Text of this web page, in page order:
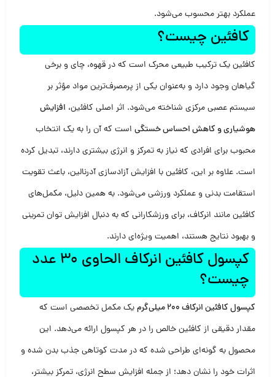
عملکرد بهتر محسوب می‌شود.
کافئین چیست؟
کافئین یک ترکیب طبیعی محرک است که در قهوه، چای و برخی
گیاهان وجود دارد و به‌عنوان یکی از پرمصرف‌ترین مواد مؤثر بر
سیستم عصبی مرکزی شناخته می‌شود. اثر اصلی کافئین، افزایش
هوشیاری و کاهش احساس خستگی است که آن را به یک انتخاب
محبوب برای افرادی که نیاز به تمرکز و انرژی بیشتری دارند، تبدیل کرده
است. علاوه بر این، کافئین با افزایش آزادسازی آدرنالین، باعث تقویت
استقامت بدنی و عملکرد ورزشی می‌شود. به همین دلیل، مکمل‌های
کافئین مانند انرکاف، برای ورزشکارانی که به دنبال افزایش توان تمرینی
و بهبود نتایج هستند، اهمیت ویژه‌ای دارند.
کپسول کافئین انرکاف الحاوی 30 عدد
چیست؟
کپسول کافئین انرکاف 200 میلی‌گرم
یک مکمل تخصصی است که
مقدار دقیقی از کافئین خالص را در هر کپسول ارائه می‌دهد. این
محصول به گونه‌ای طراحی شده که در مدت کوتاهی جذب بدن شده و
اثرات خود را نشان دهد؛ از جمله افزایش سطح انرژی، تمرکز بیشتر،